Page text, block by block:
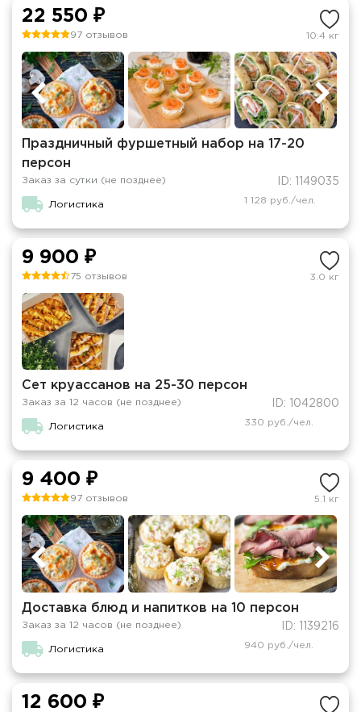
22 550 ₽
97 отзывов 10.4 кг
Праздничный фуршетный набор на 17-20
персон
Заказ за сутки (не позднее) ID: 1149035
Логистика 1 128 руб./чел.
9 900 ₽
75 отзывов 3.0 кг
Сет круассанов на 25-30 персон
Заказ за 12 часов (не позднее) ID: 1042800
Логистика 330 руб./чел.
9 400 ₽
97 отзывов 5.1 кг
Доставка блюд и напитков на 10 персон
Заказ за 12 часов (не позднее) ID: 1139216
Логистика 940 руб./чел.
12 600 ₽